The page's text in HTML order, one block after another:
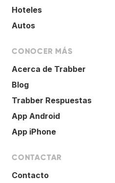
Hoteles
Autos
CONOCER MÁS
Acerca de Trabber
Blog
Trabber Respuestas
App Android
App iPhone
CONTACTAR
Contacto